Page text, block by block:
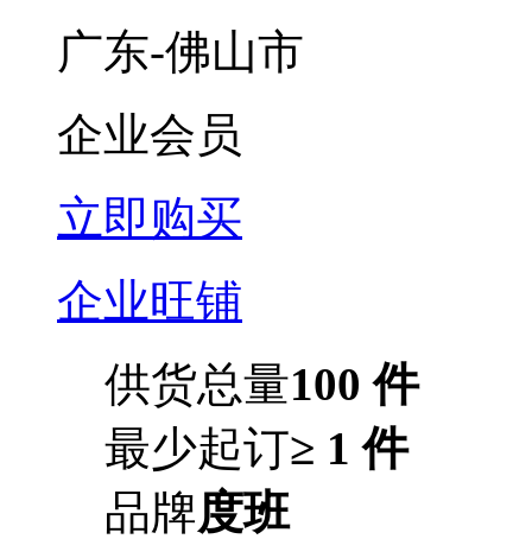
广东-佛山市
企业会员
立即购买
企业旺铺
供货总量100 件
最少起订≥ 1 件
品牌度班